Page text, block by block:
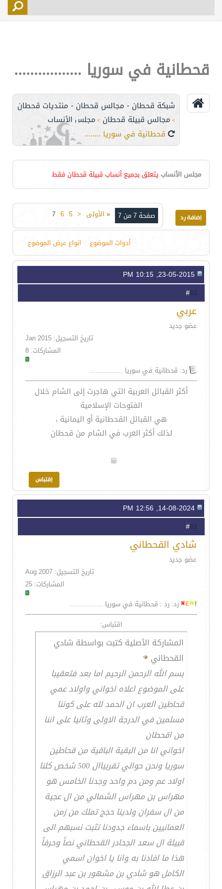
اتصل بنا
قحطانية في سوريا .................
شبكة قحطان - مجالس قحطان - منتديات قحطان
> مجالس قبيلة قحطان > مجلس الأنساب
قحطانية في سوريا .................
مجلس الأنساب يتعلق بجميع أنساب قبيلة قحطان فقط
صفحة 7 من 7 « الأولى <
5
6
7
أدوات الموضوع انواع عرض الموضوع
61
عربي
عضو جديد
تاريخ التسجيل: Jan 2015
المشاركات: 8
رد: قحطانية في سوريا .................
أكثر القبائل العربية التي هاجرت إلى الشام خلال
الفتوحات الإسلامية
هي القبائل القحطانية أو اليمانية ،
لذلك أكثر العرب في الشام من قحطان
62
شادي القحطاني
عضو جديد
تاريخ التسجيل: Aug 2007
المشاركات: 25
رد: رد : قحطانية في سوريا .................
اقتباس:
المشاركة الأصلية كتبت بواسطة شادي
القحطاني
بسم الله الرحمن الرحيم اما بعد فتعقيبا
على الموضوع اعلاه اخواني واولاد عمي
قحاطين العرب ان الحمد لله على كوننا
مسلمين في الدرجة الاولى وثانيا على اننا
من اقحطان
اخواني انا من البقية الباقية من قحاطين
سوريا ونحن حوالي تقريباال 500 شخص كلنا
اولاد عم ومن دم واحد وجدنا الخامس هو
مهراس بن مهراس الشمالي من ال عجية
من ال سفران ولدينا حجج تملك من زمن
العمانيين باسماء جدودنا تثبت نسبهم الى
قبيلة ال سعد الجحادر القحطاني نصاً وحرفاً
هذا ما افادنا به وانا يا اخوان اسمي
الكامل هو شادي بن مشهور بن عبد الرزاق